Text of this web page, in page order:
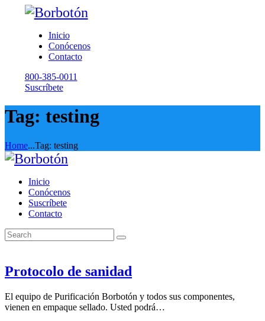
Inicio
Conócenos
Contacto
800-385-0011
Suscríbete
Tag: testing
Home...Tag: testing
Inicio
Conócenos
Suscríbete
Contacto
Protocolo de sanidad
El equipo de Purificación Borbotón y todos sus componentes,
vienen en empaque sellado. Usted podrá…